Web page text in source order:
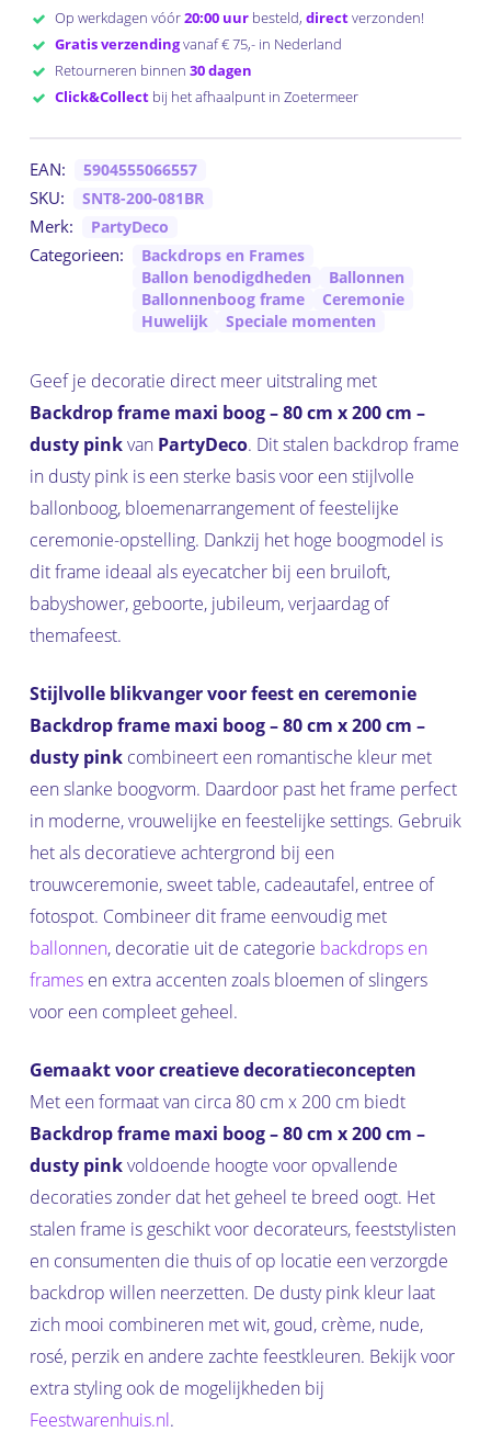
Op werkdagen vóór20:00 uurbesteld, directverzonden!
Gratis verzendingvanaf € 75,- in Nederland
Retourneren binnen 30 dagen
Click&Collectbij het afhaalpunt in Zoetermeer
EAN: 5904555066557
SKU: SNT8-200-081BR
Merk: PartyDeco
Categorieen:
Backdrops en Frames
Ballon benodigdheden
Ballonnen
Ballonnenboog frame
Ceremonie
Huwelijk
Speciale momenten
Geef je decoratie direct meer uitstraling met
Backdrop frame maxi boog – 80 cm x 200 cm –
dusty pinkvan PartyDeco. Dit stalen backdrop frame
in dusty pink is een sterke basis voor een stijlvolle
ballonboog, bloemenarrangement of feestelijke
ceremonie-opstelling. Dankzij het hoge boogmodel is
dit frame ideaal als eyecatcher bij een bruiloft,
babyshower, geboorte, jubileum, verjaardag of
themafeest.
Stijlvolle blikvanger voor feest en ceremonie
Backdrop frame maxi boog – 80 cm x 200 cm –
dusty pinkcombineert een romantische kleur met
een slanke boogvorm. Daardoor past het frame perfect
in moderne, vrouwelijke en feestelijke settings. Gebruik
het als decoratieve achtergrond bij een
trouwceremonie, sweet table, cadeautafel, entree of
fotospot. Combineer dit frame eenvoudig met
ballonnen, decoratie uit de categorie backdrops en
framesen extra accenten zoals bloemen of slingers
voor een compleet geheel.
Gemaakt voor creatieve decoratieconcepten
Met een formaat van circa 80 cm x 200 cm biedt
Backdrop frame maxi boog – 80 cm x 200 cm –
dusty pinkvoldoende hoogte voor opvallende
decoraties zonder dat het geheel te breed oogt. Het
stalen frame is geschikt voor decorateurs, feeststylisten
en consumenten die thuis of op locatie een verzorgde
backdrop willen neerzetten. De dusty pink kleur laat
zich mooi combineren met wit, goud, crème, nude,
rosé, perzik en andere zachte feestkleuren. Bekijk voor
extra styling ook de mogelijkheden bij
Feestwarenhuis.nl.